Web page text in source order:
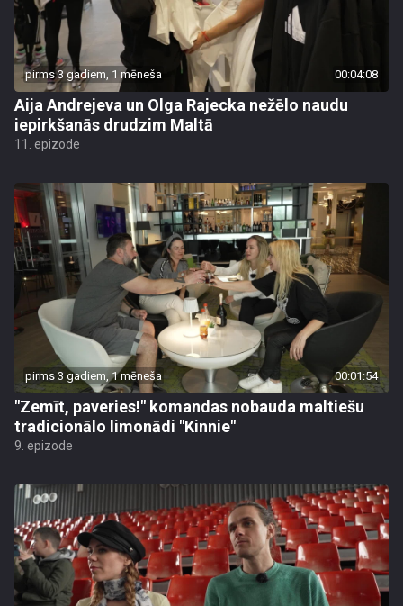
pirms 3 gadiem, 1 mēneša 00:04:08
Aija Andrejeva un Olga Rajecka nežēlo naudu
iepirkšanās drudzim Maltā
11. epizode
pirms 3 gadiem, 1 mēneša 00:01:54
"Zemīt, paveries!" komandas nobauda maltiešu
tradicionālo limonādi "Kinnie"
9. epizode